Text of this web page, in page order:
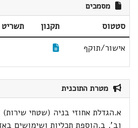
מסמכים
סטטוס תקנון תשריט
אישור/תוקף
מטרת התוכנית
א.הגדלת אחוזי בניה (שטחי שירות)
וב'. ב.הוספת תכליות ושימושים